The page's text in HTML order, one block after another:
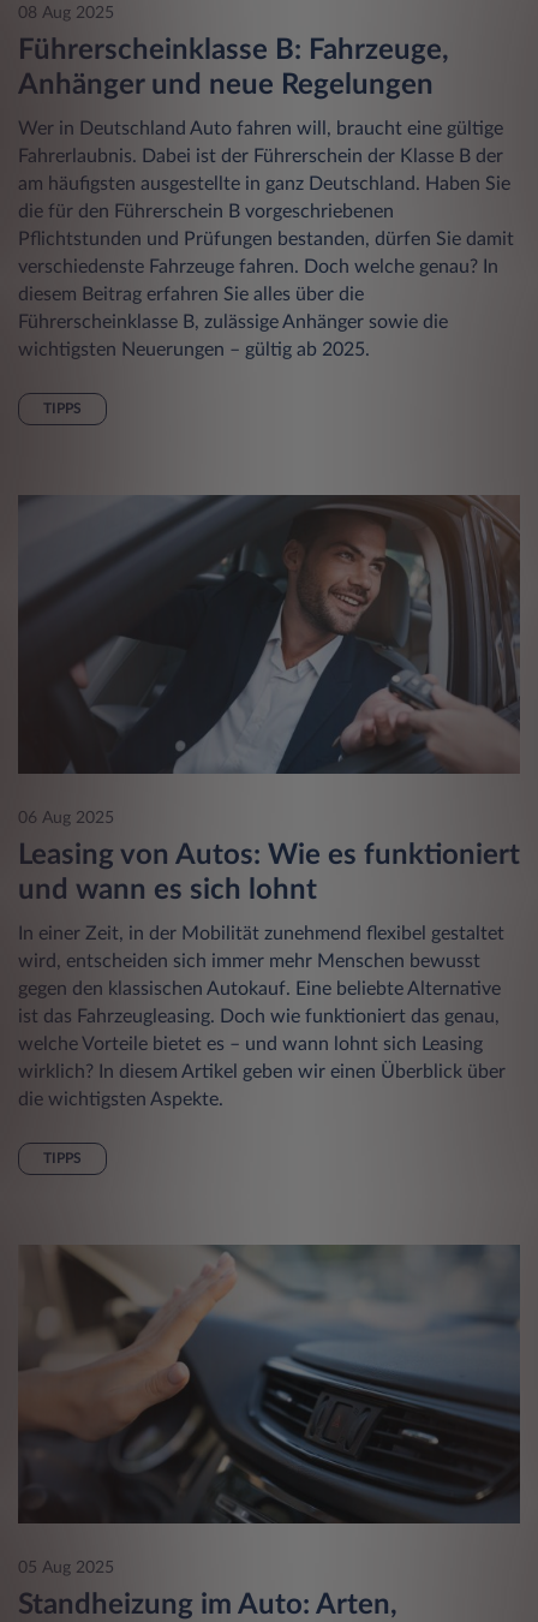
08 Aug 2025
Führerscheinklasse B: Fahrzeuge,
Anhänger und neue Regelungen
Wer in Deutschland Auto fahren will, braucht eine gültige
Fahrerlaubnis. Dabei ist der Führerschein der Klasse B der
am häufigsten ausgestellte in ganz Deutschland. Haben Sie
die für den Führerschein B vorgeschriebenen
Pflichtstunden und Prüfungen bestanden, dürfen Sie damit
verschiedenste Fahrzeuge fahren. Doch welche genau? In
diesem Beitrag erfahren Sie alles über die
Führerscheinklasse B, zulässige Anhänger sowie die
wichtigsten Neuerungen – gültig ab 2025.
TIPPS
06 Aug 2025
Leasing von Autos: Wie es funktioniert
und wann es sich lohnt
In einer Zeit, in der Mobilität zunehmend flexibel gestaltet
wird, entscheiden sich immer mehr Menschen bewusst
gegen den klassischen Autokauf. Eine beliebte Alternative
ist das Fahrzeugleasing. Doch wie funktioniert das genau,
welche Vorteile bietet es – und wann lohnt sich Leasing
wirklich? In diesem Artikel geben wir einen Überblick über
die wichtigsten Aspekte.
TIPPS
05 Aug 2025
Standheizung im Auto: Arten,